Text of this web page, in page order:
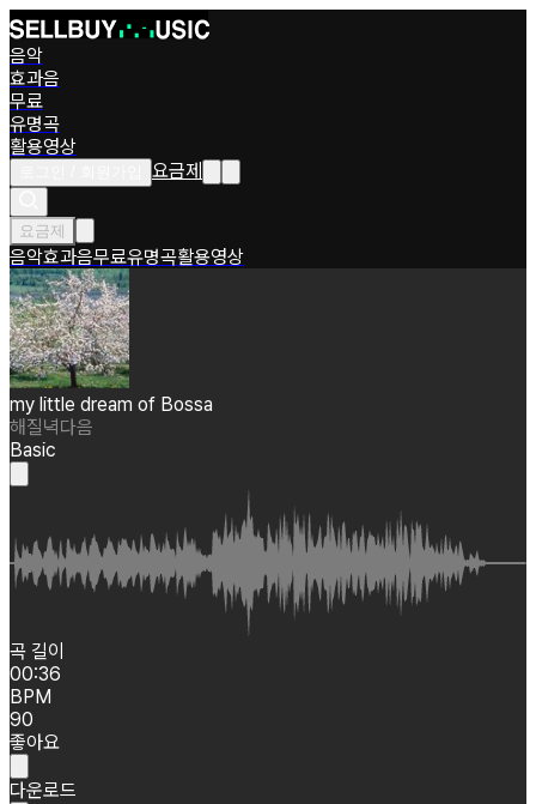
음악
효과음
무료
유명곡
활용영상
요금제
요금제
음악효과음무료유명곡활용영상
my little dream of Bossa
해질녁다음
Basic
곡 길이
00:36
BPM
90
좋아요
다운로드